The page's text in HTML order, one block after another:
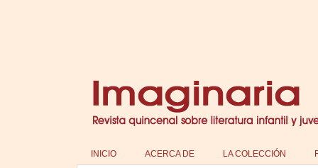
INICIO ACERCA DE LA COLECCIÓN